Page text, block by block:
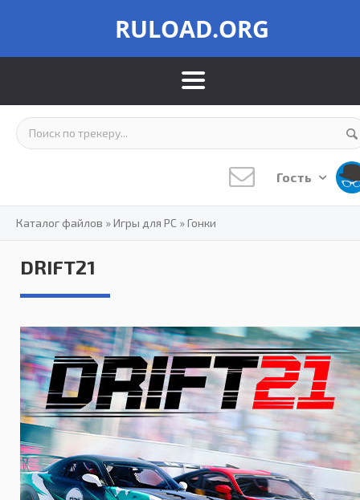
RULOAD.ORG
Гость
Каталог файлов »Игры для PC »Гонки
DRIFT21